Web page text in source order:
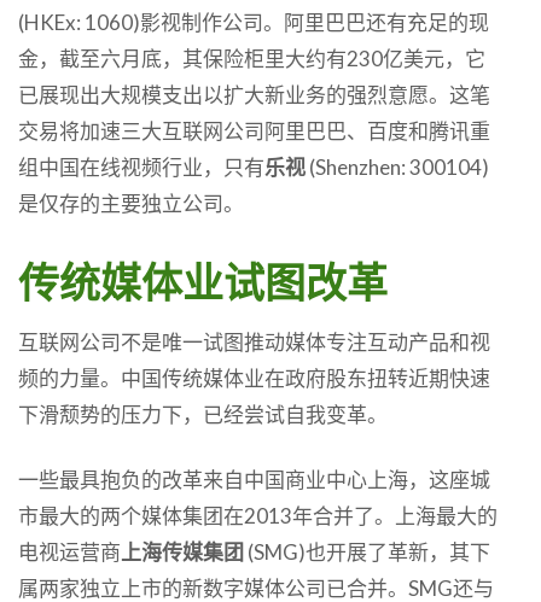
(HKEx: 1060)影视制作公司。阿里巴巴还有充足的现
金，截至六月底，其保险柜里大约有230亿美元，它
已展现出大规模支出以扩大新业务的强烈意愿。这笔
交易将加速三大互联网公司阿里巴巴、百度和腾讯重
组中国在线视频行业，只有乐视(Shenzhen: 300104)
是仅存的主要独立公司。
传统媒体业试图改革
互联网公司不是唯一试图推动媒体专注互动产品和视
频的力量。中国传统媒体业在政府股东扭转近期快速
下滑颓势的压力下，已经尝试自我变革。
一些最具抱负的改革来自中国商业中心上海，这座城
市最大的两个媒体集团在2013年合并了。上海最大的
电视运营商 上海传媒集团 (SMG)也开展了革新，其下
属两家独立上市的新数字媒体公司已合并。SMG还与